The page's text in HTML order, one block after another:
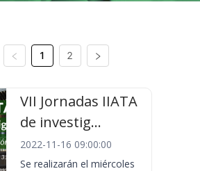
1 2
VII Jornadas IIATA
de investig...
2022-11-16 09:00:00
Se realizarán el miércoles